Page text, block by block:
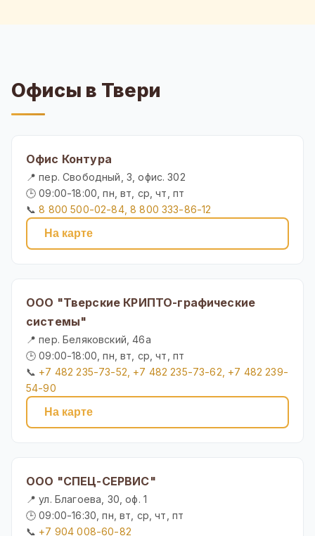
Офисы в Твери
Офис Контура
📍 пер. Свободный, 3, офис. 302
🕒 09:00-18:00, пн, вт, ср, чт, пт
📞8 800 500-02-84, 8 800 333-86-12
На карте
ООО "Тверские КРИПТО-графические
системы"
📍 пер. Беляковский, 46а
🕒 09:00-18:00, пн, вт, ср, чт, пт
📞 +7 482 235-73-52, +7 482 235-73-62, +7 482 239-
54-90
На карте
ООО "СПЕЦ-СЕРВИС"
📍 ул. Благоева, 30, оф. 1
🕒 09:00-16:30, пн, вт, ср, чт, пт
📞 +7 904 008-60-82